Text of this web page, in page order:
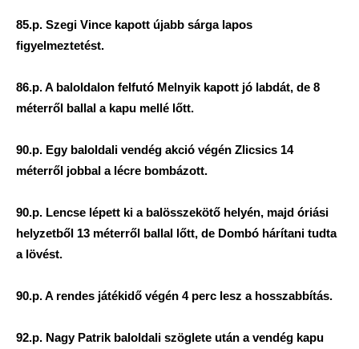
85.p. Szegi Vince kapott újabb sárga lapos
figyelmeztetést.
86.p. A baloldalon felfutó Melnyik kapott jó labdát, de 8
méterről ballal a kapu mellé lőtt.
90.p. Egy baloldali vendég akció végén Zlicsics 14
méterről jobbal a lécre bombázott.
90.p. Lencse lépett ki a balösszekötő helyén, majd óriási
helyzetből 13 méterről ballal lőtt, de Dombó hárítani tudta
a lövést.
90.p. A rendes játékidő végén 4 perc lesz a hosszabbítás.
92.p. Nagy Patrik baloldali szöglete után a vendég kapu